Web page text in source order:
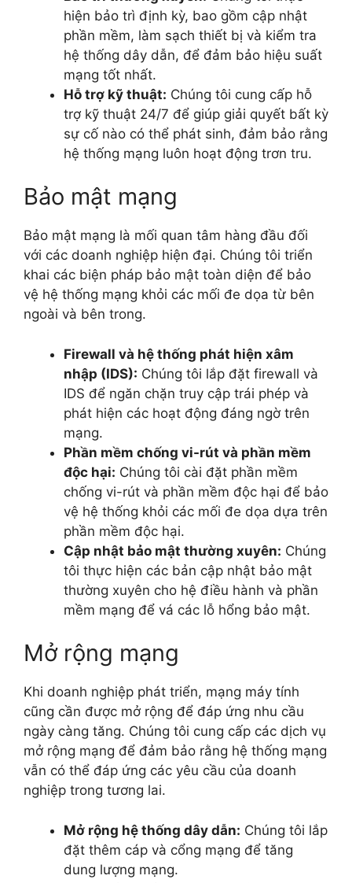
hiện bảo trì định kỳ, bao gồm cập nhật
phần mềm, làm sạch thiết bị và kiểm tra
hệ thống dây dẫn, để đảm bảo hiệu suất
mạng tốt nhất.
Hỗ trợ kỹ thuật: Chúng tôi cung cấp hỗ
trợ kỹ thuật 24/7 để giúp giải quyết bất kỳ
sự cố nào có thể phát sinh, đảm bảo rằng
hệ thống mạng luôn hoạt động trơn tru.
Bảo mật mạng
Bảo mật mạng là mối quan tâm hàng đầu đối
với các doanh nghiệp hiện đại. Chúng tôi triển
khai các biện pháp bảo mật toàn diện để bảo
vệ hệ thống mạng khỏi các mối đe dọa từ bên
ngoài và bên trong.
Firewall và hệ thống phát hiện xâm
nhập (IDS): Chúng tôi lắp đặt firewall và
IDS để ngăn chặn truy cập trái phép và
phát hiện các hoạt động đáng ngờ trên
mạng.
Phần mềm chống vi-rút và phần mềm
độc hại: Chúng tôi cài đặt phần mềm
chống vi-rút và phần mềm độc hại để bảo
vệ hệ thống khỏi các mối đe dọa dựa trên
phần mềm độc hại.
Cập nhật bảo mật thường xuyên: Chúng
tôi thực hiện các bản cập nhật bảo mật
thường xuyên cho hệ điều hành và phần
mềm mạng để vá các lỗ hổng bảo mật.
Mở rộng mạng
Khi doanh nghiệp phát triển, mạng máy tính
cũng cần được mở rộng để đáp ứng nhu cầu
ngày càng tăng. Chúng tôi cung cấp các dịch vụ
mở rộng mạng để đảm bảo rằng hệ thống mạng
vẫn có thể đáp ứng các yêu cầu của doanh
nghiệp trong tương lai.
Mở rộng hệ thống dây dẫn: Chúng tôi lắp
đặt thêm cáp và cổng mạng để tăng
dung lượng mạng.